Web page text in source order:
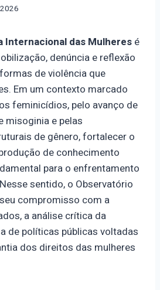
Internacional das Mulheres é
denúncia e reflexão
de violência que
Em um contexto marcado
feminicídios, pelo avanço de
misoginia e pelas
de gênero, fortalecer o
de conhecimento
para o enfrentamento
sentido, o Observatório
compromisso com a
a análise crítica da
de políticas públicas voltadas
dos direitos das mulheres